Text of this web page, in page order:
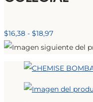
$16,38 - $18,97Rango
de
desde
$16,38